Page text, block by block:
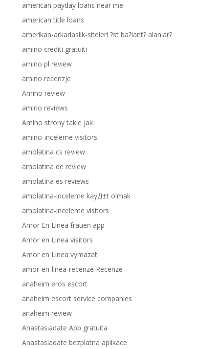
american payday loans near me
american title loans
amerikan-arkadaslik-siteleri ?st ba?lant? alanlar?
amino crediti gratuiti
amino pl review
amino recenzje
Amino review
amino reviews
Amino strony takie jak
amino-inceleme visitors
amolatina cs review
amolatina de review
amolatina es reviews
amolatina-inceleme kayД±t olmak
amolatina-inceleme visitors
Amor En Linea frauen app
Amor en Linea visitors
Amor en Linea vymazat
amor-en-linea-recenze Recenze
anaheim eros escort
anaheim escort service companies
anaheim review
Anastasiadate App gratuita
Anastasiadate bezplatna aplikace